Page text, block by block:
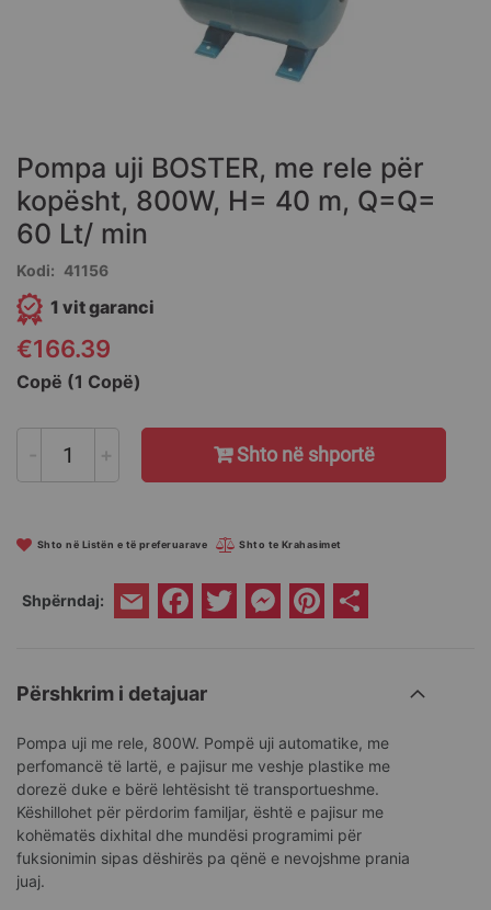
beginning
of
the
images
gallery
Pompa uji BOSTER, me rele për
kopësht, 800W, H= 40 m, Q=Q=
60 Lt/ min
Kodi 41156
1 vit garanci
€166.39
Copë (1 Copë)
- + Shto në shportë
Shto në Listën e të preferuarave Shto te Krahasimet
Shpërndaj: Email Facebook
Twitter Messenger
Pinterest
Përshkrim i detajuar
Pompa uji me rele, 800W. Pompë uji automatike, me
perfomancë të lartë, e pajisur me veshje plastike me
dorezë duke e bërë lehtësisht të transportueshme.
Këshillohet për përdorim familjar, është e pajisur me
kohëmatës dixhital dhe mundësi programimi për
fuksionimin sipas dëshirës pa qënë e nevojshme prania
juaj.